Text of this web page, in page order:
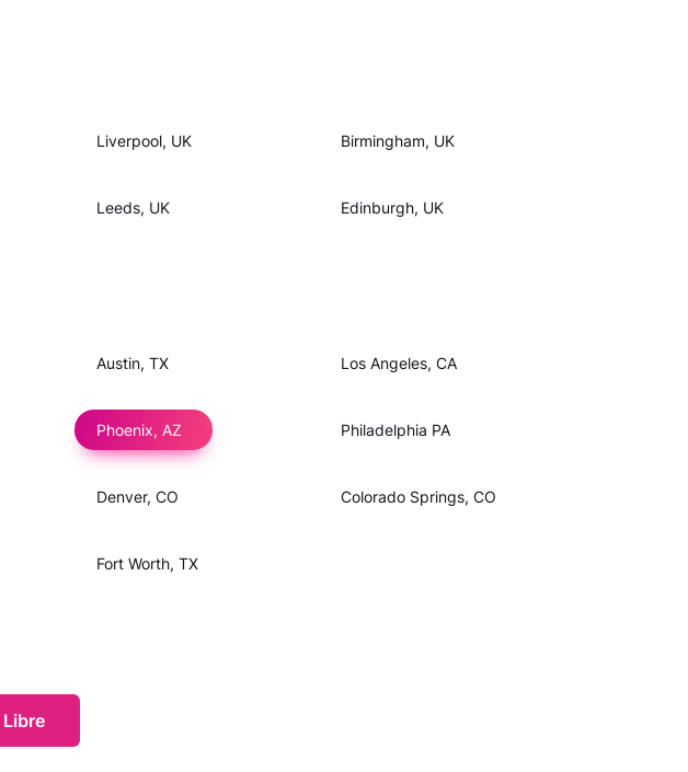
Liverpool, UK Birmingham, UK
Leeds, UK Edinburgh, UK
Austin, TX Los Angeles, CA
Phoenix, AZ Philadelphia PA
Denver, CO Colorado Springs, CO
Fort Worth, TX